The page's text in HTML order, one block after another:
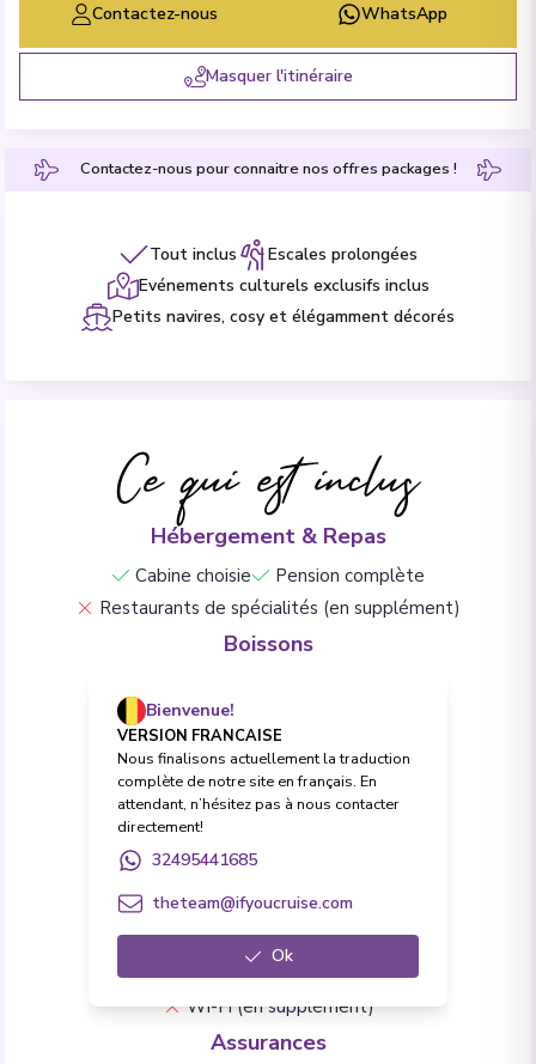
Contactez-nous WhatsApp
Masquer l'itinéraire
Contactez-nous pour connaitre nos offres packages !
Tout inclus
Escales prolongées
Evénements culturels exclusifs inclus
Petits navires, cosy et élégamment décorés
Ce qui est inclus
Hébergement & Repas
Cabine choisie
Pension complète
Restaurants de spécialités (en supplément)
Boissons
Toutes boissons (softs et alcool)
Excursions
Excursions à terre
Frais & Formalités
Pourboires et frais de service
Frais de visa (à charge du client)
Vie à bord & Divertissement
Conférences
Animations à bord
Wi-Fi (en supplément)
Assurances
Bienvenue!
VERSION FRANCAISE
Nous finalisons actuellement la traduction
complète de notre site en français. En
attendant, n’hésitez pas à nous contacter
directement!
32495441685
theteam@ifyoucruise.com
Ok